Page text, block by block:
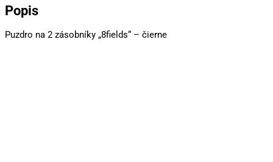
Popis
Puzdro na 2 zásobníky „8fields“ – čierne